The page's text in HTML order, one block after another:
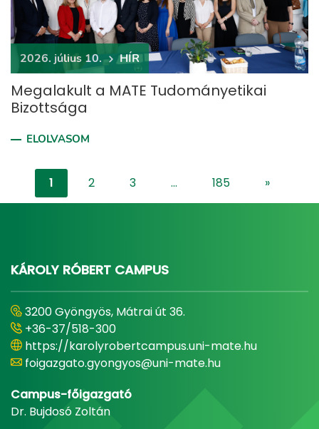
2026. július 10. HÍR
Megalakult a MATE Tudományetikai
Bizottsága
ELOLVASOM
1 2 3 ... 185 »
KÁROLY RÓBERT CAMPUS
3200 Gyöngyös, Mátrai út 36.
+36-37/518-300
https://karolyrobertcampus.uni-mate.hu
foigazgato.gyongyos@uni-mate.hu
Campus-főigazgató
Dr. Bujdosó Zoltán